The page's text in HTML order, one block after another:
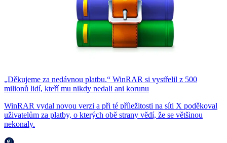
„Děkujeme za nedávnou platbu.“ WinRAR si vystřelil z 500
milionů lidí, kteří mu nikdy nedali ani korunu
WinRAR vydal novou verzi a při té příležitosti na síti X poděkoval
uživatelům za platby, o kterých obě strany vědí, že se většinou
nekonaly.